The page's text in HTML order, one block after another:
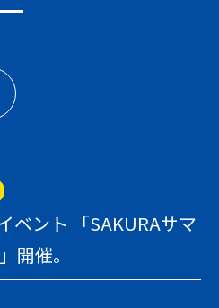
ベント 「SAKURAサマ
開催。